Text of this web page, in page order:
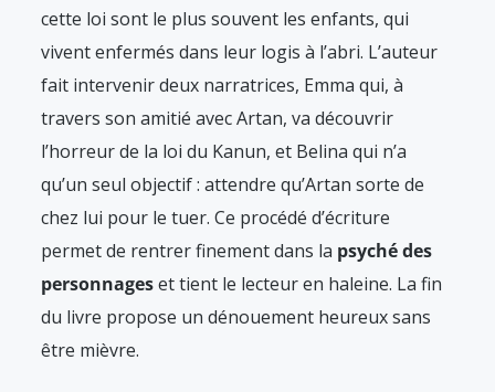
cette loi sont le plus souvent les enfants, qui
vivent enfermés dans leur logis à l’abri. L’auteur
fait intervenir deux narratrices, Emma qui, à
travers son amitié avec Artan, va découvrir
l’horreur de la loi du Kanun, et Belina qui n’a
qu’un seul objectif : attendre qu’Artan sorte de
chez lui pour le tuer. Ce procédé d’écriture
permet de rentrer finement dans la psyché des
personnageset tient le lecteur en haleine. La fin
du livre propose un dénouement heureux sans
être mièvre.